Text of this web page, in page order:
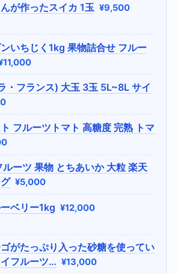
が作ったスイカ 1玉 ¥9,500
いちじく1kg 果物詰合せ フルー
・フランス) 大玉 3玉 5L~8L サイ
フルーツトマト 高糖度 完熟 トマ
ルーツ 果物 とちあいか 大粒 楽天
¥5,000
ベリー1kg ¥12,000
がたっぷり入った砂糖を使ってい
フルーツ… ¥13,000